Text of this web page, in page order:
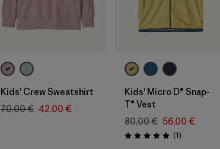
Kids' Crew Sweatshirt
70,00 € 42,00 €
Kids' Micro D® Snap-
T® Vest
80,00 € 56,00 €
Évaluation: 5.0 / 5
(1Avis
)